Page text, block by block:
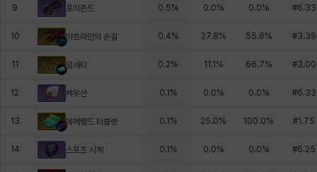
9 포이즌드 0.5% 0.0% 0.0% #6.33
10 아흐라만의 손길 0.4% 27.8% 55.6% #3.39
11 임세티 0.2% 11.1 % 66.7% #3.00
12 백우선 0.1 % 0.0% 0.0% #6.33
13 에메랄드 타블렛 0.1 % 25.0% 100.0% #1.75
14 스포츠 시계 0.1 % 0.0% 0.0% #6.25